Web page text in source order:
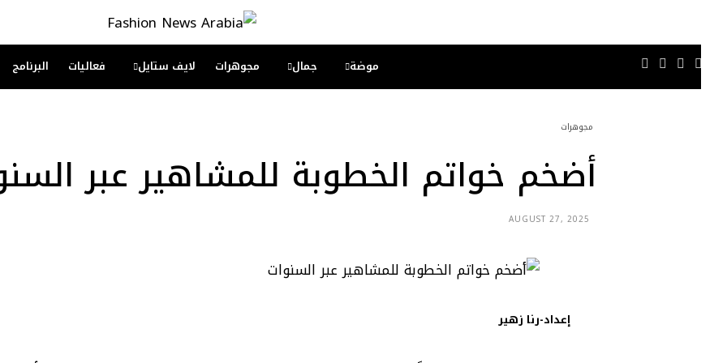
موضة مجوهرات لايف ستايل فعاليات البرنامج
مجوهرات
أضخم خواتم الخطوبة للمشاهير عبر
AUGUST 27, 2025
إعداد-رنا زهير